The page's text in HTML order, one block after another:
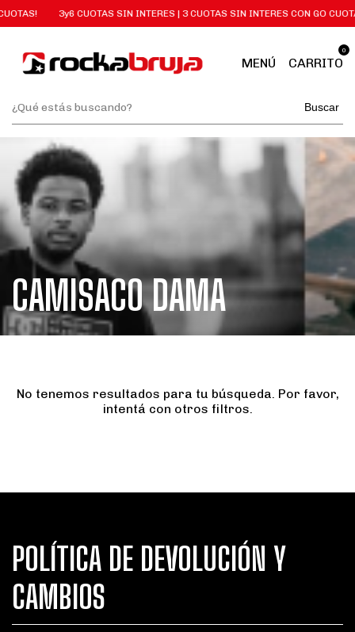
3y6 CUOTAS SIN INTERES | 3 CUOTAS SIN INTERES CON GO
MENÚ CARRITO
0
Buscar
CAMISACO DAMA
No tenemos resultados para tu búsqueda. Por favor,
intentá con otros filtros.
POLÍTICA DE DEVOLUCIÓN Y
CAMBIOS